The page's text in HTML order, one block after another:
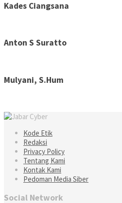
Kades Ciangsana
Anton S Suratto
Mulyani, S.Hum
Kode Etik
Redaksi
Privacy Policy
Tentang Kami
Kontak Kami
Pedoman Media Siber
Social Network